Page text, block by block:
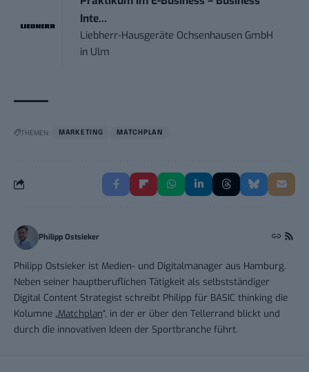
Inte...
Liebherr-Hausgeräte Ochsenhausen GmbH
in Ulm
THEMEN: MARKETING MATCHPLAN
Philipp Ostsieker
Philipp Ostsieker ist Medien- und Digitalmanager aus Hamburg.
Neben seiner hauptberuflichen Tätigkeit als selbstständiger
Digital Content Strategist schreibt Philipp für BASIC thinking die
Kolumne „Matchplan“, in der er über den Tellerrand blickt und
durch die innovativen Ideen der Sportbranche führt.